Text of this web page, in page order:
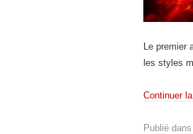
Le
les styles
Continuer
Publié dans